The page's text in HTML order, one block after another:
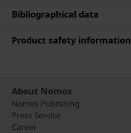
Bibliographical data
Product safety information
About Nomos
Nomos Publishing
Press Service
Career